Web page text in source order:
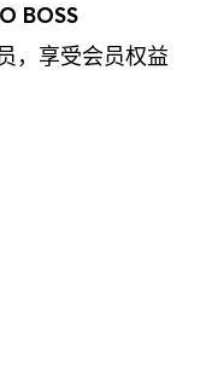
保持透明，以便您可以更
合作伙伴来更好地改善您
起来，并更好的定制与
BOSS
，享受会员权益